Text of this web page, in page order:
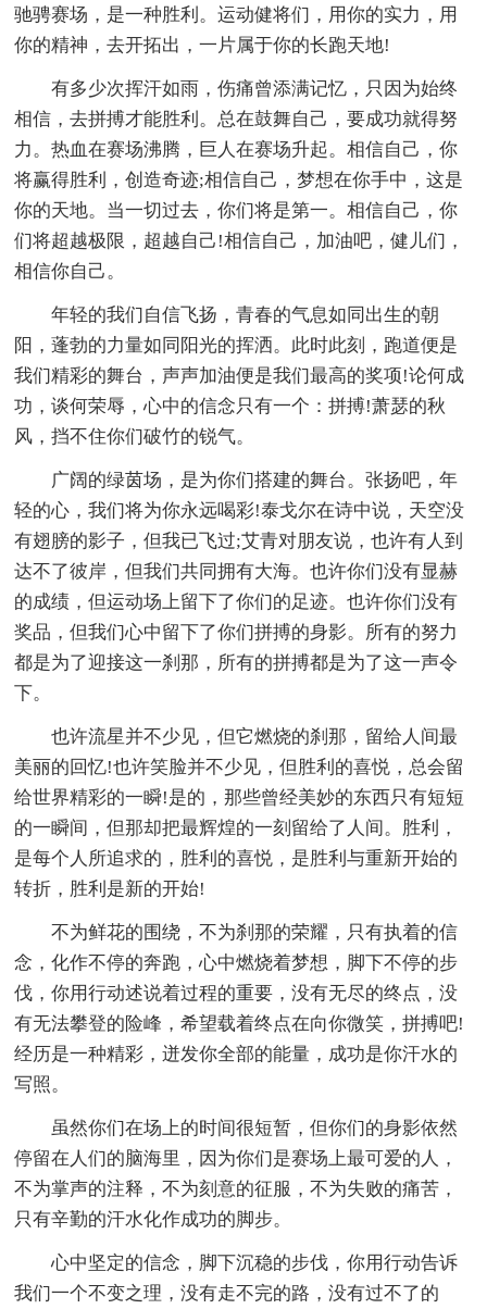
驰骋赛场，是一种胜利。运动健将们，用你的实力，用
你的精神，去开拓出，一片属于你的长跑天地!
有多少次挥汗如雨，伤痛曾添满记忆，只因为始终
相信，去拼搏才能胜利。总在鼓舞自己，要成功就得努
力。热血在赛场沸腾，巨人在赛场升起。相信自己，你
将赢得胜利，创造奇迹;相信自己，梦想在你手中，这是
你的天地。当一切过去，你们将是第一。相信自己，你
们将超越极限，超越自己!相信自己，加油吧，健儿们，
相信你自己。
年轻的我们自信飞扬，青春的气息如同出生的朝
阳，蓬勃的力量如同阳光的挥洒。此时此刻，跑道便是
我们精彩的舞台，声声加油便是我们最高的奖项!论何成
功，谈何荣辱，心中的信念只有一个：拼搏!萧瑟的秋
风，挡不住你们破竹的锐气。
广阔的绿茵场，是为你们搭建的舞台。张扬吧，年
轻的心，我们将为你永远喝彩!泰戈尔在诗中说，天空没
有翅膀的影子，但我已飞过;艾青对朋友说，也许有人到
达不了彼岸，但我们共同拥有大海。也许你们没有显赫
的成绩，但运动场上留下了你们的足迹。也许你们没有
奖品，但我们心中留下了你们拼搏的身影。所有的努力
都是为了迎接这一刹那，所有的拼搏都是为了这一声令
下。
也许流星并不少见，但它燃烧的刹那，留给人间最
美丽的回忆!也许笑脸并不少见，但胜利的喜悦，总会留
给世界精彩的一瞬!是的，那些曾经美妙的东西只有短短
的一瞬间，但那却把最辉煌的一刻留给了人间。胜利，
是每个人所追求的，胜利的喜悦，是胜利与重新开始的
转折，胜利是新的开始!
不为鲜花的围绕，不为刹那的荣耀，只有执着的信
念，化作不停的奔跑，心中燃烧着梦想，脚下不停的步
伐，你用行动述说着过程的重要，没有无尽的终点，没
有无法攀登的险峰，希望载着终点在向你微笑，拼搏吧!
经历是一种精彩，迸发你全部的能量，成功是你汗水的
写照。
虽然你们在场上的时间很短暂，但你们的身影依然
停留在人们的脑海里，因为你们是赛场上最可爱的人，
不为掌声的注释，不为刻意的征服，不为失败的痛苦，
只有辛勤的汗水化作成功的脚步。
心中坚定的信念，脚下沉稳的步伐，你用行动告诉
我们一个不变之理，没有走不完的路，没有过不了的